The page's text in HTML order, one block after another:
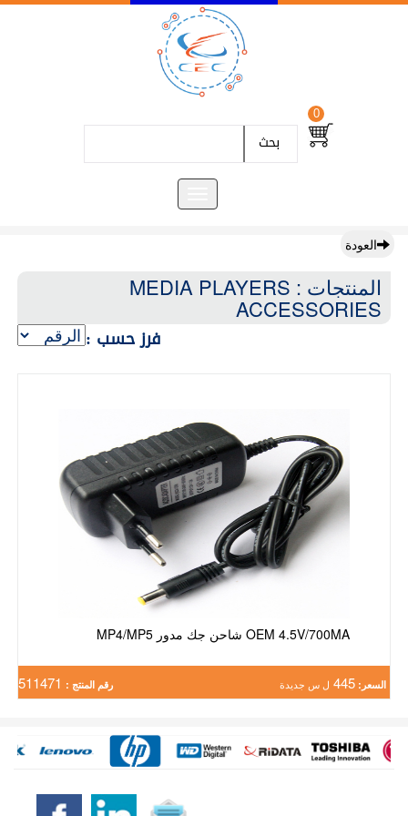
0
بحث
العودة
المنتجات : MEDIA PLAYERS
ACCESSORIES
فرز حسب :
OEM 4.5V/700MA شاحن جك مدور MP4/MP5
السعر: 445 ل س جديدة رقم المنتج :